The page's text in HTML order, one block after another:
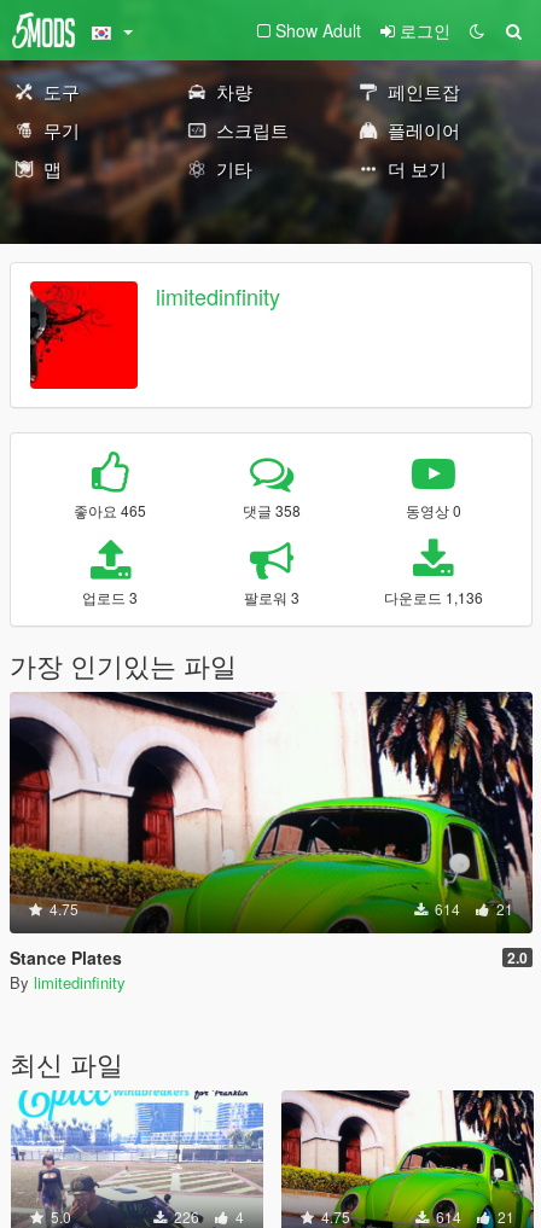
Show Adult 로그인
도구 차량
페인트잡
무기
스크립트
플레이어
맵
기타 더 보기
limitedinfinity
좋아요 465 댓글 358 동영상 0
업로드 3 팔로워 3 다운로드 1,136
가장 인기있는 파일
4.75 614 21
Stance Plates 2.0
By limitedinfinity
최신 파일
5.0 226 4 4.75 614 21